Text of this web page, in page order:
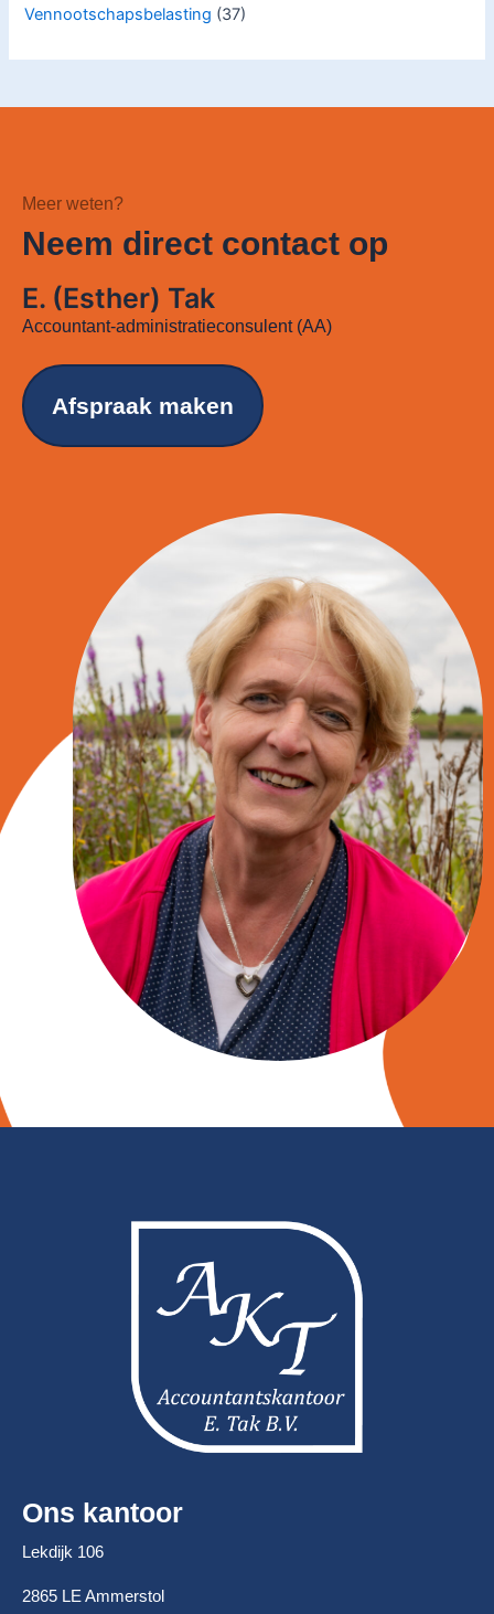
Vennootschapsbelasting (37)
Meer weten?
Neem direct contact op
E. (Esther) Tak
Accountant-administratieconsulent (AA)
Afspraak maken
Ons kantoor
Lekdijk 106
2865 LE Ammerstol